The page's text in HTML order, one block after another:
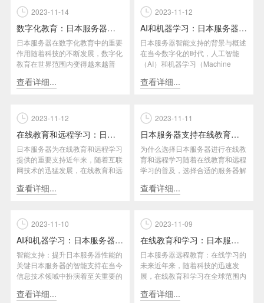
2023-11-14
数字化教育：日本服务器如何提供创新性学习体验
日本服务器在数字化教育中的重要
作用随着科技的不断发展，数字化
教育在世界范围内变得越来越普
家，...
查看详细...
2023-11-12
AI和机器学习：日本服务器的智能支持
日本服务器智能支持的背景与概述
在当今数字化的时代，人工智能
（AI）和机器学习（Machine
查看详细...
2023-11-12
在线教育和远程学习：日本服务器的支持
日本服务器为在线教育和远程学习
提供的重要支持近年来，随着互联
网技术的迅猛发展，在线教育和远
作...
查看详细...
2023-11-11
日本服务器支持在线教育和远程学习
为什么选择日本服务器进行在线教
育和远程学习随着在线教育和远程
学习的普及，选择合适的服务器解
这...
查看详细...
2023-11-10
AI和机器学习：日本服务器的智能支持
智能支持：提升日本服务器性能的
关键日本服务器的智能支持在当今
信息技术领域中扮演着至关重要的
查看详细...
2023-11-09
在线教育和学习：日本服务器的远程教育
日本服务器远程教育：在线学习的
未来近年来，随着科技的迅速发
展，在线教育和学习在全球范围内
为...
查看详细...